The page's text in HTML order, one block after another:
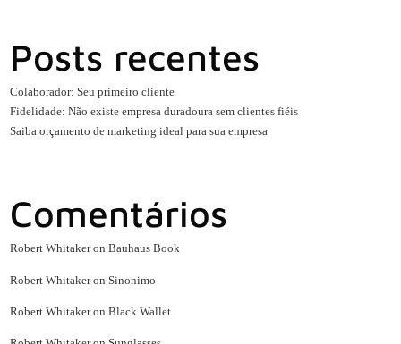
Posts recentes
Colaborador: Seu primeiro cliente
Fidelidade: Não existe empresa duradoura sem clientes fiéis
Saiba orçamento de marketing ideal para sua empresa
Comentários
Robert Whitakeron Bauhaus Book
Robert Whitakeron Sinonimo
Robert Whitakeron Black Wallet